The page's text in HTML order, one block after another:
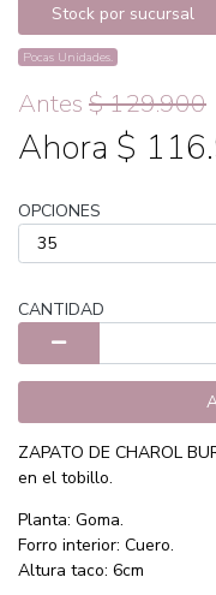
Stock por sucursal
Pocas Unidades.
Antes $ 129.900
Ahora $
OPCIONES
CANTIDAD
ZAPATO DE CHAROL
en
Planta: Goma.
Forro interior: Cuero.
Altura taco: 6cm